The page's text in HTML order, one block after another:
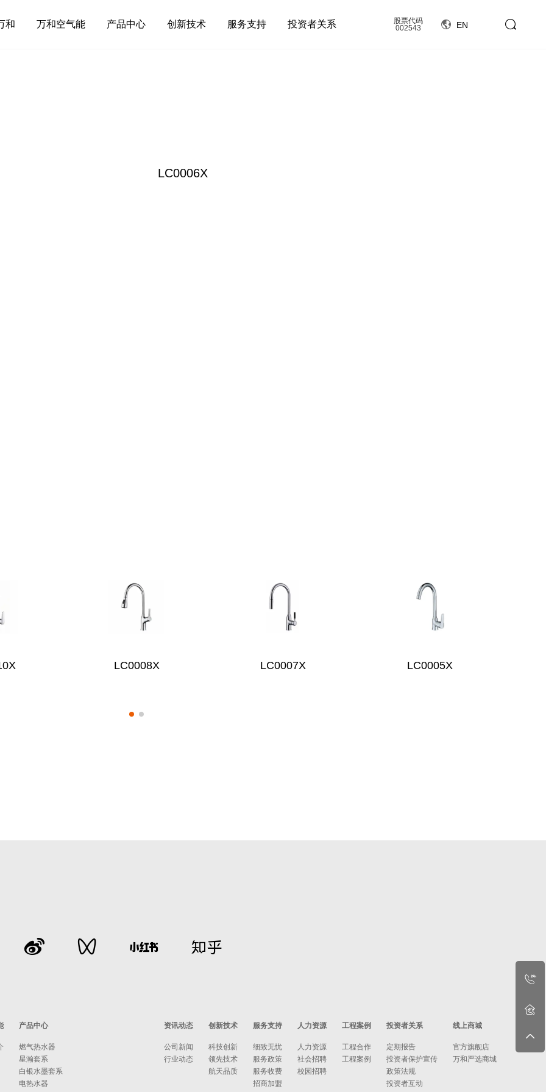
和 万和空气能 产品中心 创新技术 服务支持 投资者关系
股票代码
002543
EN
LC0006X
LC0008X LC0007X LC0005X
产品中心
燃气热水器
星瀚套系
白银水墨套系
电热水器
资讯动态
公司新闻
行业动态
创新技术
科技创新
领先技术
航天品质
服务支持
细致无忧
服务政策
服务收费
招商加盟
人力资源
人力资源
社会招聘
校园招聘
工程案例
工程合作
工程案例
投资者关系
定期报告
投资者保护宣传
政策法规
投资者互动
线上商城
官方旗舰店
万和严选商城